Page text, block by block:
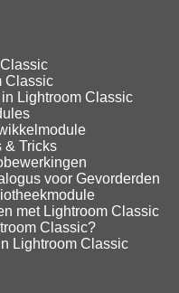
Classic
Lightroom Classic
& Tricks
voor Gevorderden
met Lightroom Classic
Classic?
Lightroom Classic